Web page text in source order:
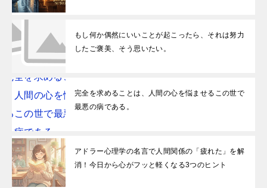
もし何か偶然にいいことが起こったら、それは努力
したご褒美、そう思いたい。
完全を求めることは、人間の心を悩ませるこの世で
最悪の病である。
アドラー心理学の名言で人間関係の「疲れた」を解
消！今日から心がフッと軽くなる3つのヒント